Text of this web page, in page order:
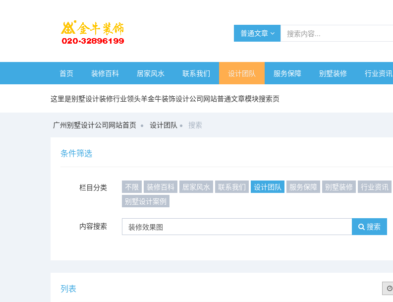
普通文章
首页 装修百科 居家风水 联系我们 设计团队 服务保障 别墅装修 行业资讯
这里是别墅设计装修行业领头羊金牛装饰设计公司网站普通文章模块搜索页
广州别墅设计公司网站首页 设计团队 搜索
条件筛选
栏目分类 不限 装修百科 居家风水 联系我们 设计团队 服务保障 别墅装修 行业资讯
别墅设计案例
内容搜索 搜索
列表